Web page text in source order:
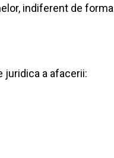
indiferent de forma
juridica a afacerii: